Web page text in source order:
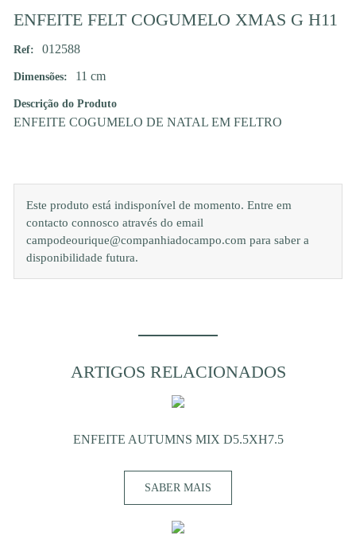
ENFEITE FELT COGUMELO XMAS G H11
Ref: 012588
Dimensões: 11 cm
Descrição do Produto
ENFEITE COGUMELO DE NATAL EM FELTRO
Este produto está indisponível de momento. Entre em
contacto connosco através do email
campodeourique@companhiadocampo.com para saber a
disponibilidade futura.
ARTIGOS RELACIONADOS
ENFEITE AUTUMNS MIX D5.5XH7.5
SABER MAIS